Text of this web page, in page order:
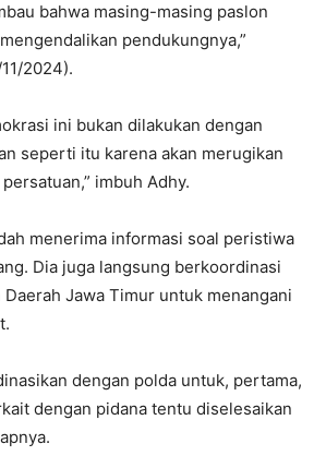
bahwa masing-masing paslon
pendukungnya,”
2024).
ini bukan dilakukan dengan
seperti itu karena akan merugikan
imbuh Adhy.
menerima informasi soal peristiwa
Dia juga langsung berkoordinasi
Jawa Timur untuk menangani
dengan polda untuk, pertama,
dengan pidana tentu diselesaikan